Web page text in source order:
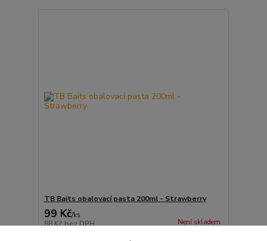
TB Baits obalovací pasta 200ml - Strawberry
99 Kč/ks
88 Kčbez DPH Není skladem